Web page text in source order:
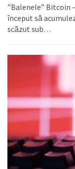
”Balenele” Bitcoin
început să
scăzut sub…